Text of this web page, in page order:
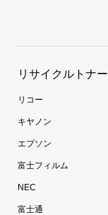
リサイクルトナー
リコー
キヤノン
エプソン
富士フィルム
NEC
富士通